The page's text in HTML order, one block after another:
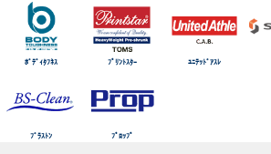
ﾎﾞﾃﾞｨﾀﾌﾈｽ ﾌﾟﾘﾝﾄｽﾀｰ ﾕﾆﾃｯﾄﾞｱｽﾚ
ﾌﾞﾗｽﾄﾝ ﾌﾟﾛｯﾌﾟ